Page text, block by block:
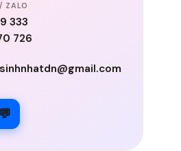
ZALO
333
726
💬